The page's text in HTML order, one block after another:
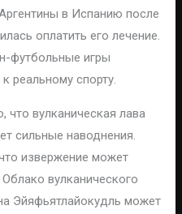
в Испанию после
оплатить его лечение.
футбольные игры
реальному спорту.
вулканическая лава
сильные наводнения.
извержение может
вулканического
Эйяфьятлайокудль может